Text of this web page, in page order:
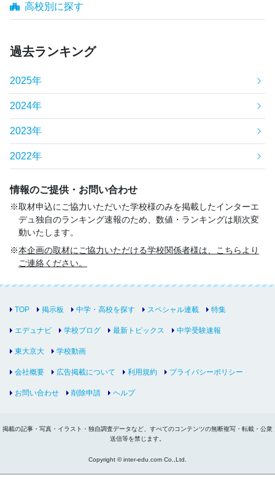
高校別に探す
過去ランキング
2025年
2024年
2023年
2022年
情報のご提供・お問い合わせ
取材申込にご協力いただいた学校様のみを掲載したインターエ
デュ独自のランキング速報のため、数値・ランキングは順次変
動いたします。
本企画の取材にご協力いただける学校関係者様は、こちらより
ご連絡ください。
TOP 掲示板 中学・高校を探す スペシャル連載 特集
エデュナビ 学校ブログ 最新トピックス 中学受験速報
東大京大 学校動画
会社概要 広告掲載について 利用規約 プライバシーポリシー
お問い合わせ 削除申請 ヘルプ
掲載の記事・写真・イラスト・独自調査データなど、すべてのコンテンツの無断複写・転載・公衆
送信等を禁じます。
Copyright © inter-edu.com Co.,Ltd.